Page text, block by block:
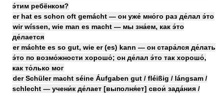
э́тим ребёнком?
er hat es schon oft gemácht — он уже́ мно́го раз де́лал э́то
wir wíssen, wie man es macht — мы зна́ем, как э́то
де́лается
er máchte es so gut, wie er (es) kann — он стара́лся де́лать
э́то по возмо́жности хорошо́; он де́лал э́то так хорошо́,
как то́лько мог
der Schüler macht séine Áufgaben gut / fléißig / lángsam /
schlecht — учени́к де́лает [выполня́ет] свои́ зада́ния /